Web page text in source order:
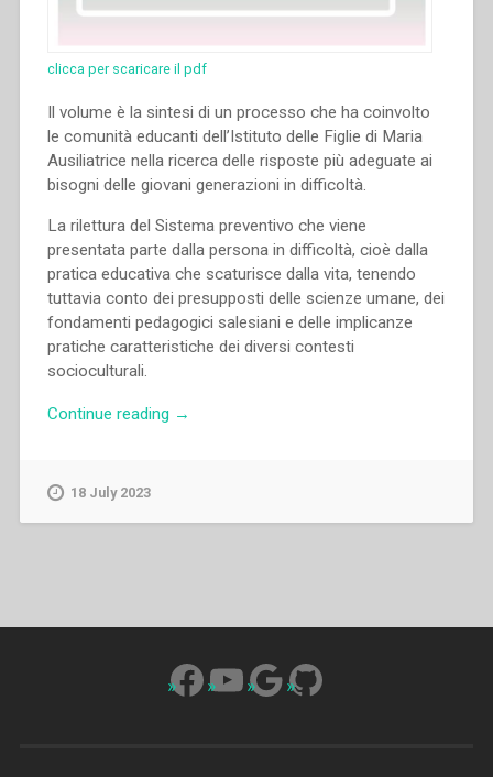
clicca per scaricare il pdf
Il volume è la sintesi di un processo che ha coinvolto
le comunità educanti dell’Istituto delle Figlie di Maria
Ausiliatrice nella ricerca delle risposte più adeguate ai
bisogni delle giovani generazioni in difficoltà.
La rilettura del Sistema preventivo che viene
presentata parte dalla persona in difficoltà, cioè dalla
pratica educativa che scaturisce dalla vita, tenendo
tuttavia conto dei presupposti delle scienze umane, dei
fondamenti pedagogici salesiani e delle implicanze
pratiche caratteristiche dei diversi contesti
socioculturali.
Continue reading “Mara
disagio.
di
un
→
18 July 2023
Facebook
YouTube
Google
GitHub